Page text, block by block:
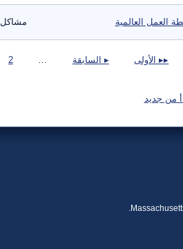
العمل العالمية مشاكل
▸▸ الأولى ▸ السابقة 2
من جديد